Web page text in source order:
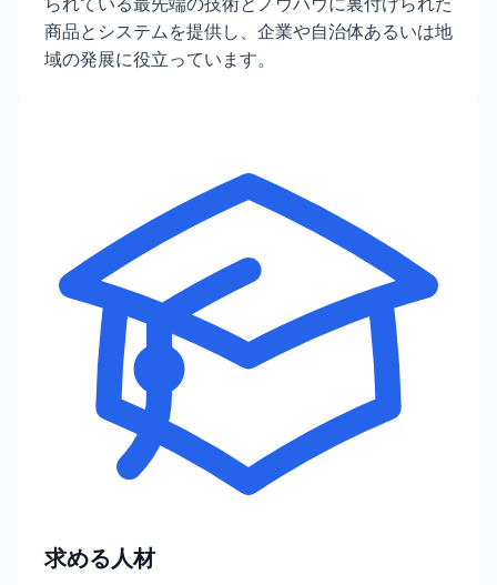
られている最先端の技術とノウハウに裏付けられた
商品とシステムを提供し、企業や自治体あるいは地
域の発展に役立っています。
求める人材